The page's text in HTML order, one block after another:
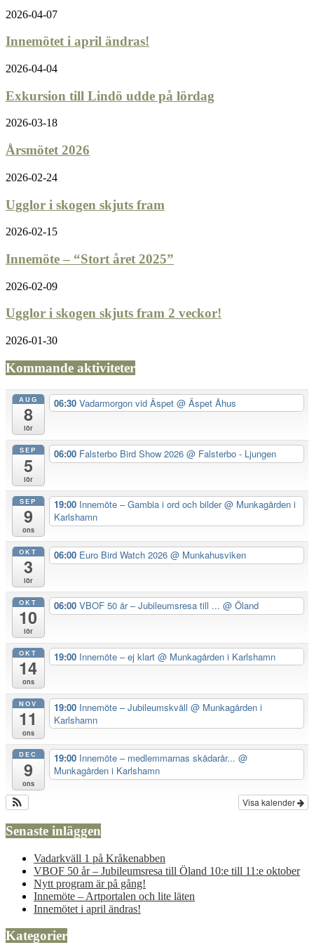
2026-04-07
Innemötet i april ändras!
2026-04-04
Exkursion till Lindö udde på lördag
2026-03-18
Årsmötet 2026
2026-02-24
Ugglor i skogen skjuts fram
2026-02-15
Innemöte – “Stort året 2025”
2026-02-09
Ugglor i skogen skjuts fram 2 veckor!
2026-01-30
Kommande aktiviteter
AUG
8
lör
06:30 Vadarmorgon vid Äspet @ Äspet Åhus
SEP
5
lör
06:00 Falsterbo Bird Show 2026 @ Falsterbo - Ljungen
SEP
9
ons
19:00 Innemöte – Gambia i ord och bilder@ Munkagården i
Karlshamn
OKT
3
lör
06:00 Euro Bird Watch 2026 @ Munkahusviken
OKT
10
lör
06:00 VBOF 50 år – Jubileumsresa till ... @ Öland
OKT
14
ons
19:00 Innemöte – ej klart @ Munkagården i Karlshamn
NOV
11
ons
19:00 Innemöte – Jubileumskväll @ Munkagården i
Karlshamn
DEC
9
ons
19:00 Innemöte – medlemmarnas skådarår... @
Munkagården i Karlshamn
Visa kalender
Senaste inläggen
Vadarkväll 1 på Kråkenabben
VBOF 50 år – Jubileumsresa till Öland 10:e till 11:e oktober
Nytt program är på gång!
Innemöte – Artportalen och lite läten
Innemötet i april ändras!
Kategorier